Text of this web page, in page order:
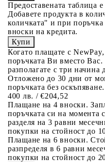
Предоставената таблица
Добавете продукта в
количката" и при
вноски на кредита.
Когато плащате с
поръчката Ви вместо Вас.
разполагате с три начина
Отложено до 30 дни от
поръчката без
400 лв. / €204,52
Плащане на 4 вноски.
поръчката си на момента
разделя на 3 равни
покупки на стойност до
Плащане на 6 вноски.
разпределя в 6 равни
покупки на стойност до